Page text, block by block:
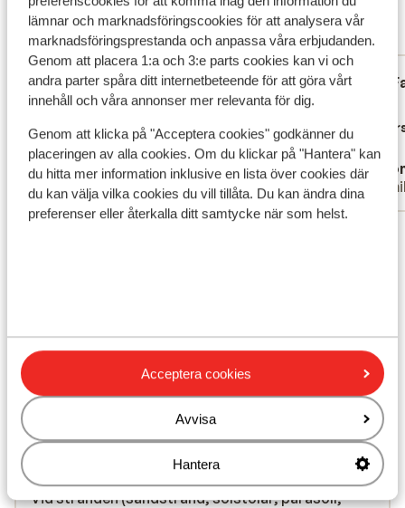
lämnar och marknadsföringscookies för att analysera vår
marknadsföringsprestanda och anpassa våra erbjudanden.
Genom att placera 1:a och 3:e parts cookies kan vi och
andra parter spåra ditt internetbeteende för att göra vårt
innehåll och våra annonser mer relevanta för dig.
Genom att klicka på "Acceptera cookies" godkänner du
placeringen av alla cookies. Om du klickar på "Hantera" kan
du hitta mer information inklusive en lista över cookies där
du kan välja vilka cookies du vill tillåta. Du kan ändra dina
preferenser eller återkalla ditt samtycke när som helst.
Acceptera cookies
Avvisa
Hantera
62 omdömen
Mest bokad av partner
9.9 Fantastisk
för 2 veckor sedan
Geweldige kamer, hele goede bedden,
vaak schone handdoeken
Geweldige kamer, hele goede bedden,
vaak schone handdoeken
Översätt till svenska
Sylvia
Familj
Visa på karta
I området
Vid stranden (sandstrand, solstolar, parasoll,